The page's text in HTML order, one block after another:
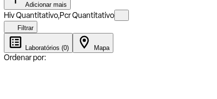
Adicionar mais
Hiv Quantitativo,Pcr Quantitativo
Filtrar
Laboratórios (0) Mapa
Ordenar por: